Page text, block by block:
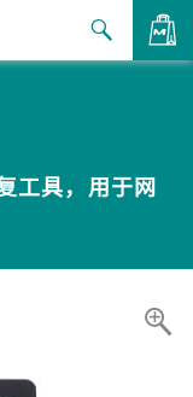
工具，用于网